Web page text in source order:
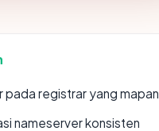
pada registrar yang mapan
nameserver konsisten